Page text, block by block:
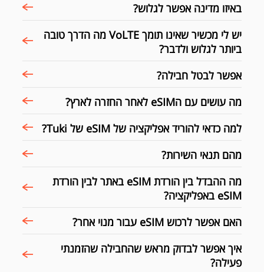
באיזו מדינה אפשר לגלוש?
יש לי מכשיר שאינו תומך VoLTE מה הדרך טובה
ביותר לגלוש ולדבר?
אפשר לבטל חבילה?
מה עושים עם הeSIM לאחר החזרה לארץ?
למה כדאי להוריד אפליקציה של eSIM של Tuki?
מהם תנאי השירות?
מה ההבדל בין הורדת eSIM באתר לבין הורדת
eSIM באפליקציה?
האם אפשר לרכוש eSIM עבור מנוי אחר?
איך אפשר לבדוק מראש שהחבילה שהזמנתי
פעילה?